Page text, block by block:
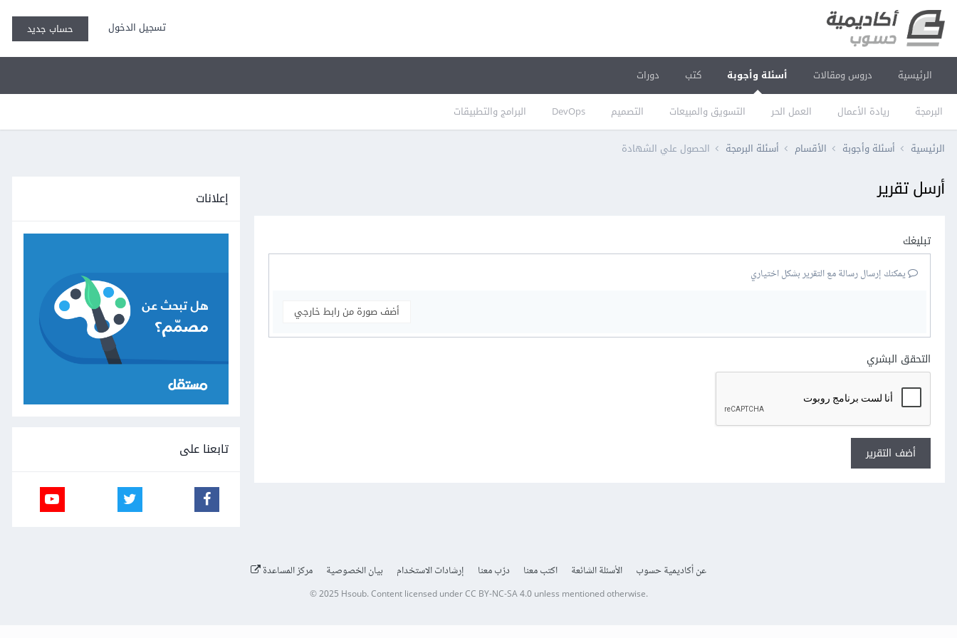
تسجيل الدخول حساب جديد
الرئيسية دروس ومقالات أسئلة وأجوبة
البرمجة ريادة الأعمال العمل الحر التسويق والمبيعات التصميم DevOps البرامج والتطبيقات
كتب دورات
الرئيسية أسئلة وأجوبة الأقسام أسئلة البرمجة الحصول علي الشهادة
أرسل تقرير
تبليغك
يمكنك إرسال رسالة مع التقرير بشكل اختياري
أضف صورة من رابط خارجي
التحقق البشري
أضف التقرير
إعلانات
تابعنا على
عن أكاديمية حسوب الأسئلة الشائعة اكتب معنا درّب معنا إرشادات الاستخدام بيان الخصوصية مركز المساعدة
© 2025 Hsoub.Content licensed underCC BY-NC-SA 4.0unless mentioned otherwise.